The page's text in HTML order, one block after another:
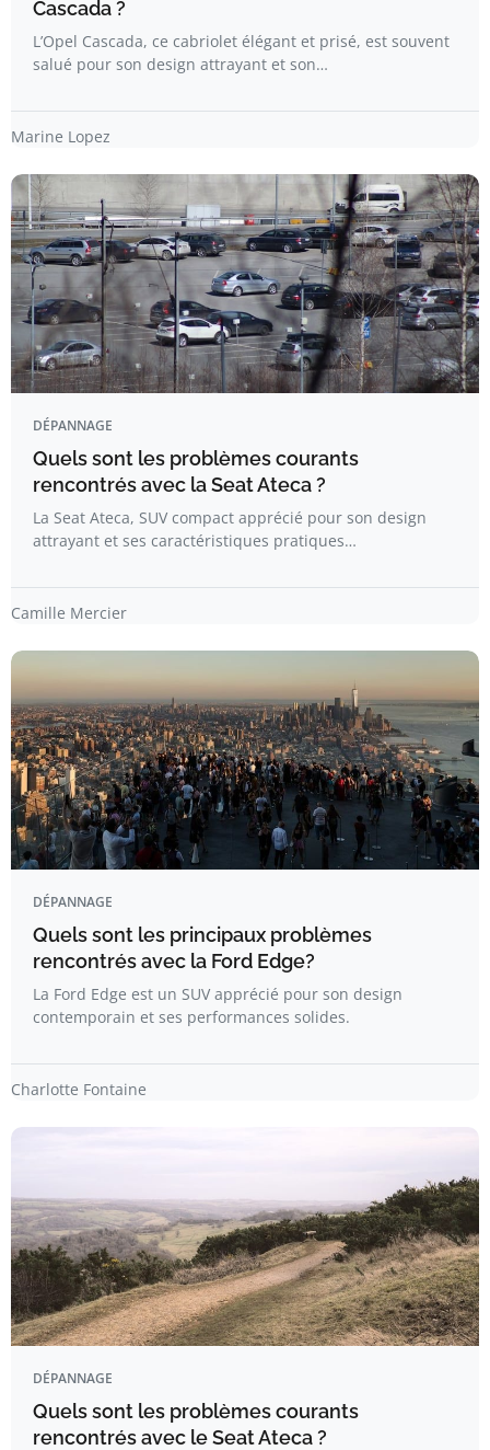
Cascada ?
L’Opel Cascada, ce cabriolet élégant et prisé, est souvent
salué pour son design attrayant et son…
Marine Lopez
DÉPANNAGE
Quels sont les problèmes courants
rencontrés avec la Seat Ateca ?
La Seat Ateca, SUV compact apprécié pour son design
attrayant et ses caractéristiques pratiques…
Camille Mercier
DÉPANNAGE
Quels sont les principaux problèmes
rencontrés avec la Ford Edge?
La Ford Edge est un SUV apprécié pour son design
contemporain et ses performances solides.
Charlotte Fontaine
DÉPANNAGE
Quels sont les problèmes courants
rencontrés avec le Seat Ateca ?